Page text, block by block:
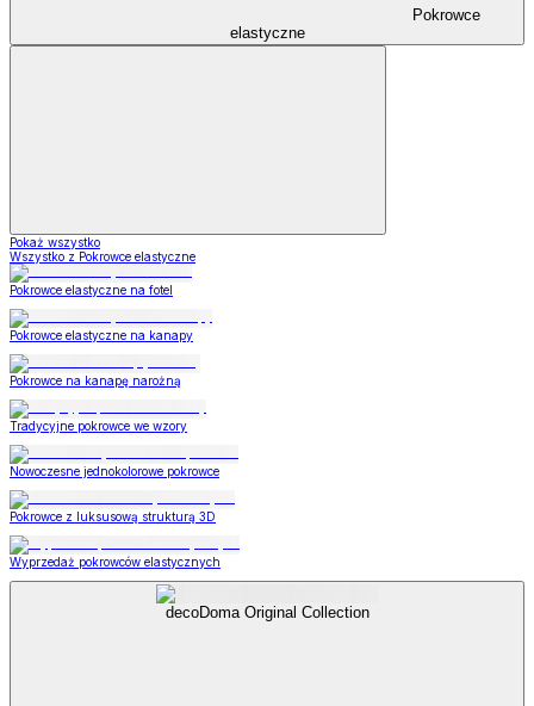
Pokrowce
elastyczne
Pokaż wszystko
Wszystko z Pokrowce elastyczne
Pokrowce elastyczne na fotel
Pokrowce elastyczne na kanapy
Pokrowce na kanapę narożną
Tradycyjne pokrowce we wzory
Nowoczesne jednokolorowe pokrowce
Pokrowce z luksusową strukturą 3D
Wyprzedaż pokrowców elastycznych
decoDoma Original Collection